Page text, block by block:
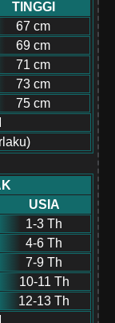
TINGGI
67 cm
69 cm
71 cm
73 cm
75 cm
USIA
1-3 Th
4-6 Th
7-9 Th
10-11 Th
12-13 Th